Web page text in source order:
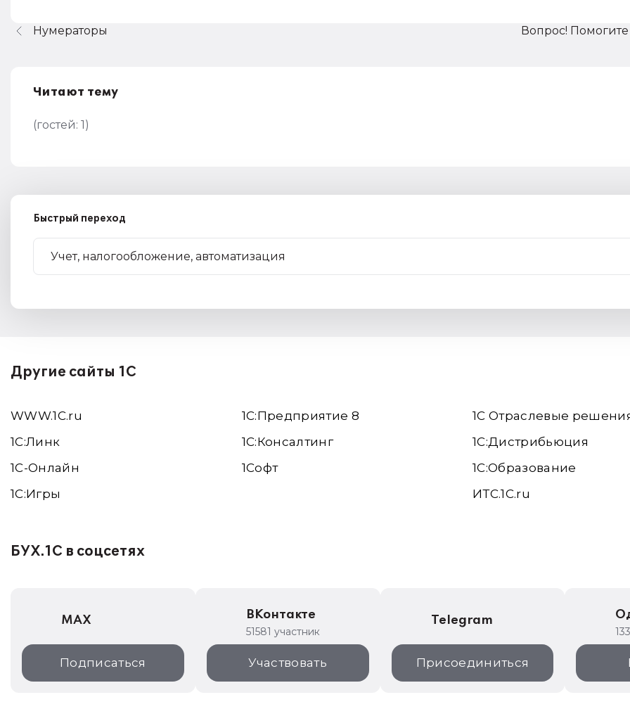
Вопрос! Помогите
Нумераторы
Читают тему
(гостей: 1)
Быстрый переход
Другие сайты 1С
WWW.1С.ru
1С:Линк
1С-Онлайн
1C:Игры
1С:Предприятие 8
1С:Консалтинг
1Софт
1С Отраслевые
1С:Дистрибьюция
1С:Образование
ИТС.1C.ru
БУХ.1С в соцсетях
MAX
Подписаться
ВКонтакте
51581 участник
Участвовать
Telegram
Присоединиться